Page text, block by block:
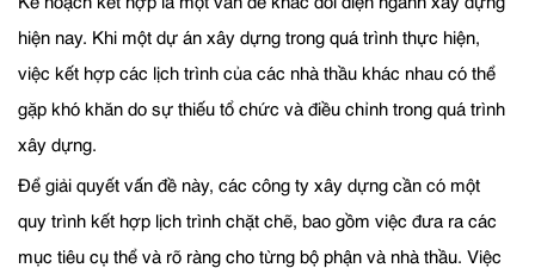
hiện nay. Khi một dự án xây dựng trong quá trình thực hiện,
việc kết hợp các lịch trình của các nhà thầu khác nhau có thể
gặp khó khăn do sự thiếu tổ chức và điều chỉnh trong quá trình
xây dựng.
Để giải quyết vấn đề này, các công ty xây dựng cần có một
quy trình kết hợp lịch trình chặt chẽ, bao gồm việc đưa ra các
mục tiêu cụ thể và rõ ràng cho từng bộ phận và nhà thầu. Việc